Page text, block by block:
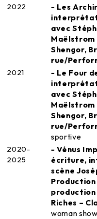
2022
- Les
avec
Maëlstrom
Shengor,
rue/
2021
- Le Four
avec
Maëlstrom
Shengor,
rue/
sportive
2020-
2025
- Vénus
écriture,
scène
production
Riches –
woman